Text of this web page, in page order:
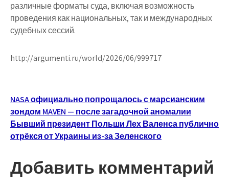
различные форматы суда, включая возможность
проведения как национальных, так и международных
судебных сессий.
http://argumenti.ru/world/2026/06/999717
Навигация
по
записям
NASA официально попрощалось с марсианским
зондом MAVEN — после загадочной аномалии
Бывший президент Польши Лех Валенса публично
отрёкся от Украины из-за Зеленского
Добавить комментарий